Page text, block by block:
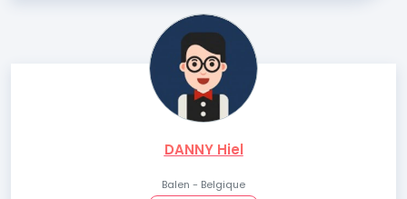
DANNY Hiel
Balen - Belgique